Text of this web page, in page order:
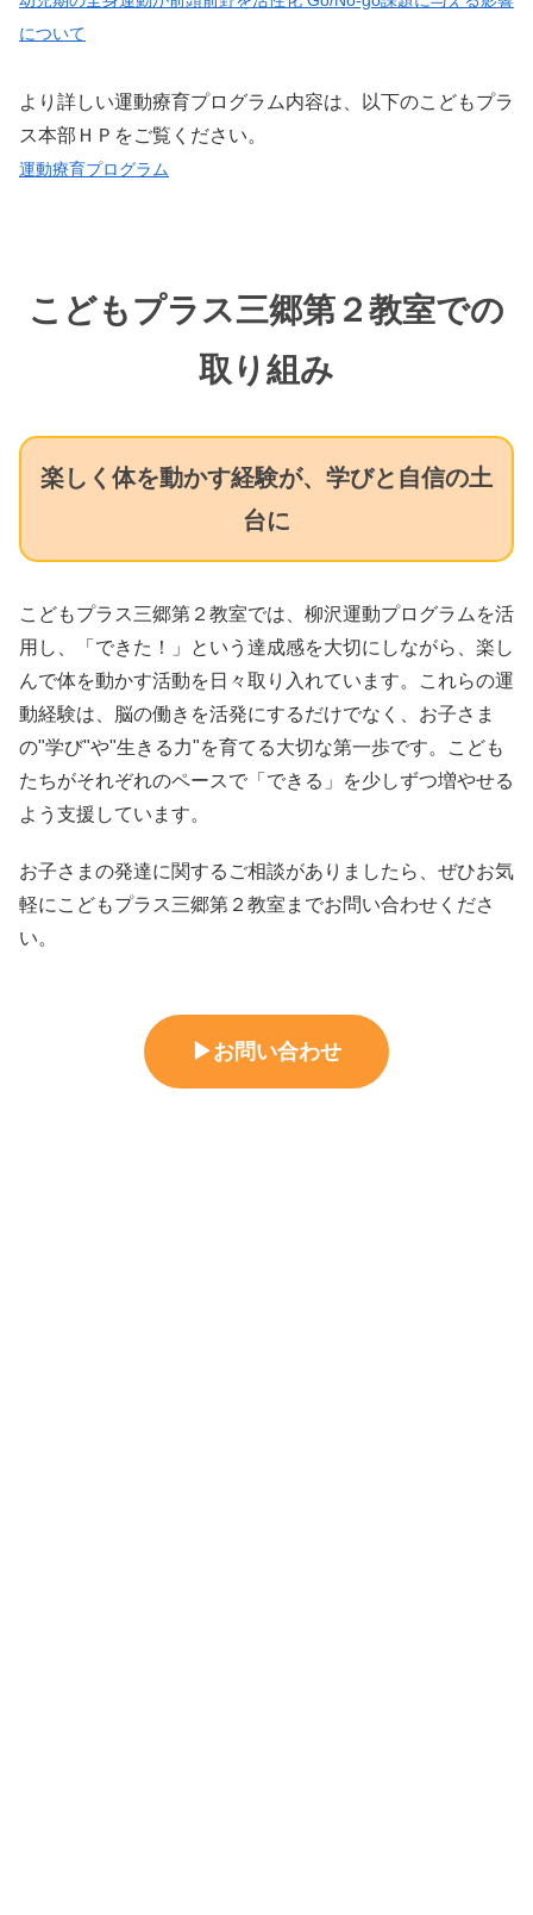
について
より詳しい運動療育プログラム内容は、以下のこどもプラ
ス本部ＨＰをご覧ください。
運動療育プログラム
こどもプラス三郷第２教室での
取り組み
楽しく体を動かす経験が、学びと自信の土
台に
こどもプラス三郷第２教室では、柳沢運動プログラムを活
用し、「できた！」という達成感を大切にしながら、楽し
んで体を動かす活動を日々取り入れています。これらの運
動経験は、脳の働きを活発にするだけでなく、お子さま
の"学び"や"生きる力"を育てる大切な第一歩です。こども
たちがそれぞれのペースで「できる」を少しずつ増やせる
よう支援しています。
お子さまの発達に関するご相談がありましたら、ぜひお気
軽にこどもプラス三郷第２教室までお問い合わせくださ
い。
▶お問い合わせ